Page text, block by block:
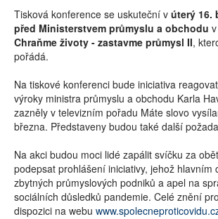
Tisková konference se uskuteční v úterý 16.
před Ministerstvem průmyslu a obchodu
Chraňme životy - zastavme průmysl II,
pořádá.
Na tiskové konferenci bude iniciativa
výroky ministra průmyslu a obchodu Karla
zazněly v televizním pořadu Máte slovo
března. Představeny budou také další
Na akci budou moci lidé zapálit svíčku za
podepsat prohlášení iniciativy, jehož hlavním
zbytných průmyslových podniků a apel na
sociálních důsledků pandemie. Celé znění
dispozici na webu